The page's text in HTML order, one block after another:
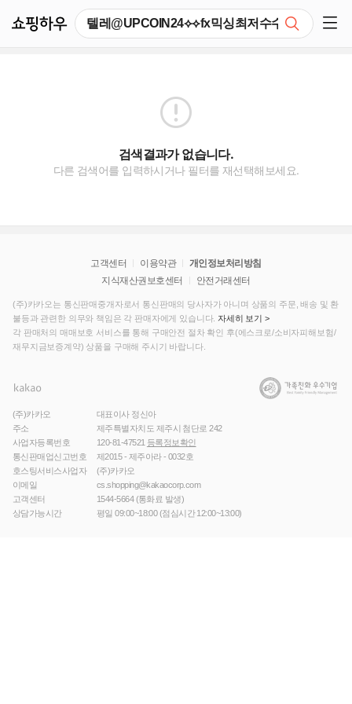
검색결과가 없습니다.
다른 검색어를 입력하시거나 필터를 재선택해보세요.
고객센터 이용약관
개인정보처리방침
지식재산권보호센터
안전거래센터
(주)카카오는 통신판매중개자로서 통신판매의 당사자가 아니며 상품의 주문, 배송 및 환
불등과 관련한 의무와 책임은 각 판매자에게 있습니다. 자세히 보기 >
각 판매처의 매매보호 서비스를 통해 구매안전 절차 확인 후(에스크로/소비자피해보험/
재무지금보증계약) 상품을 구매해 주시기 바랍니다.
(주)카카오
대표이사 정신아
주소
제주특별자치도 제주시 첨단로 242
사업자등록번호
120-81-47521 등록정보확인
통신판매업신고번호
제2015 - 제주아라 - 0032호
호스팅서비스사업자
(주)카카오
이메일
cs.shopping@kakaocorp.com
고객센터
1544-5664(통화료 발생)
상담가능시간
평일 09:00~18:00 (점심시간 12:00~13:00)